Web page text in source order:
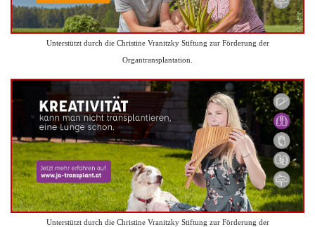
Unterstützt durch die Christine Vranitzky Stiftung zur Förderung der
Organtransplantation.
Unterstützt durch die Christine Vranitzky Stiftung zur Förderung der